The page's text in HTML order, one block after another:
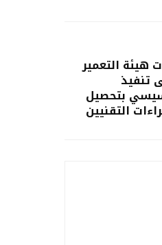
هيئة التعمير
تنفيذ
بتحصيل
التقنيين